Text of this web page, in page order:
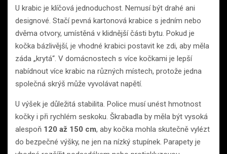
U krabic je klíčová jednoduchost. Nemusí být drahé ani
designové. Stačí pevná kartonová krabice s jedním nebo
dvěma otvory, umístěná v klidnější části bytu. Pokud je
kočka bázlivější, je vhodné krabici postavit ke zdi, aby měla
záda „krytá“. V domácnostech s více kočkami je lepší
nabídnout více krabic na různých místech, protože jedna
společná skrýš může vyvolávat napětí.
U výšek je důležitá stabilita. Police musí unést hmotnost
kočky i při rychlém seskoku. Škrabadla by měla být vysoká
alespoň 120 až 150 cm, aby kočka mohla skutečně vylézt
do bezpečné výšky, ne jen na nízký stupínek. Parapety je